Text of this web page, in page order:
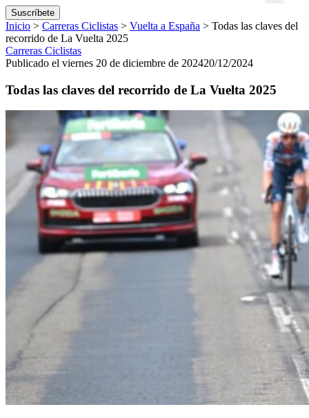
Suscríbete
Inicio > Carreras Ciclistas > Vuelta a España > Todas las claves del
recorrido de La Vuelta 2025
Carreras Ciclistas
Publicado el viernes 20 de diciembre de 202420/12/2024
Todas las claves del recorrido de La Vuelta 2025